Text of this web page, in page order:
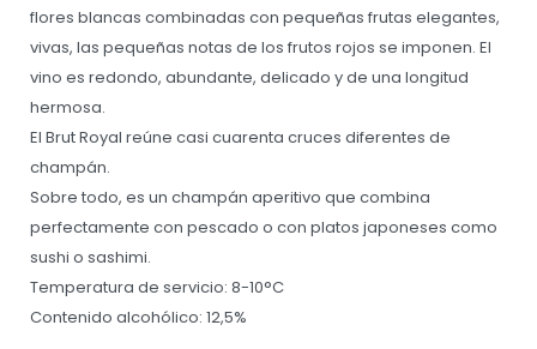
flores blancas combinadas con pequeñas frutas elegantes,
vivas, las pequeñas notas de los frutos rojos se imponen. El
vino es redondo, abundante, delicado y de una longitud
hermosa.
El Brut Royal reúne casi cuarenta cruces diferentes de
champán.
Sobre todo, es un champán aperitivo que combina
perfectamente con pescado o con platos japoneses como
sushi o sashimi.
Temperatura de servicio: 8-10°C
Contenido alcohólico: 12,5%